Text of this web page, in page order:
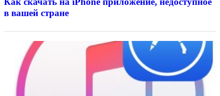
в вашей стране